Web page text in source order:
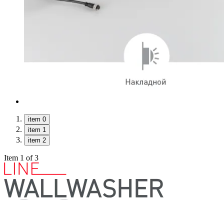
item 0
item 1
item 2
Item 1 of 3